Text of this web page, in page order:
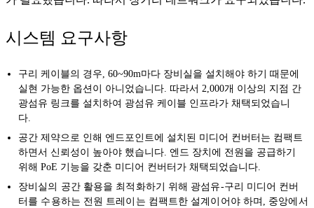
시스템 요구사항
구리 케이블의 경우, 60~90m마다 장비실을 설치해야 하기 때문에
실현 가능한 옵션이 아니었습니다. 따라서 2,000개 이상의 지점 간
광섬유 링크를 설치하여 광섬유 케이블 인프라가 채택되었습니
다.
공간 제약으로 인해 엔드포인트에 설치된 미디어 컨버터는 컴팩트
하면서 신뢰성이 높아야 했습니다. 엔드 장치에 전원을 공급하기
위해 PoE 기능을 갖춘 미디어 컨버터가 채택되었습니다.
장비실의 공간 활용을 최적화하기 위해 광섬유-구리 미디어 컨버
터를 수용하는 전원 트레이는 컴팩트한 설계이어야 하며, 중앙에서